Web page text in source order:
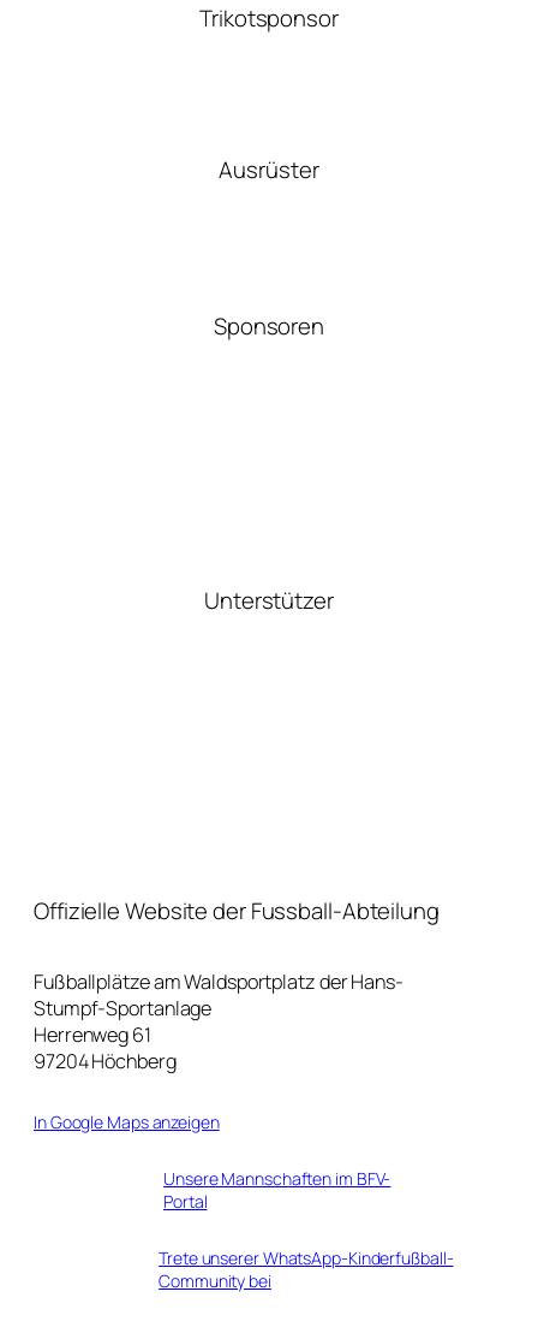
Trikotsponsor
Ausrüster
Sponsoren
Unterstützer
Offizielle Website der Fussball-Abteilung
Fußballplätze am Waldsportplatz der Hans-
Stumpf-Sportanlage
Herrenweg 61
97204 Höchberg
In Google Maps anzeigen
Unsere Mannschaften im BFV-
Portal
Trete unserer WhatsApp-Kinderfußball-
Community bei